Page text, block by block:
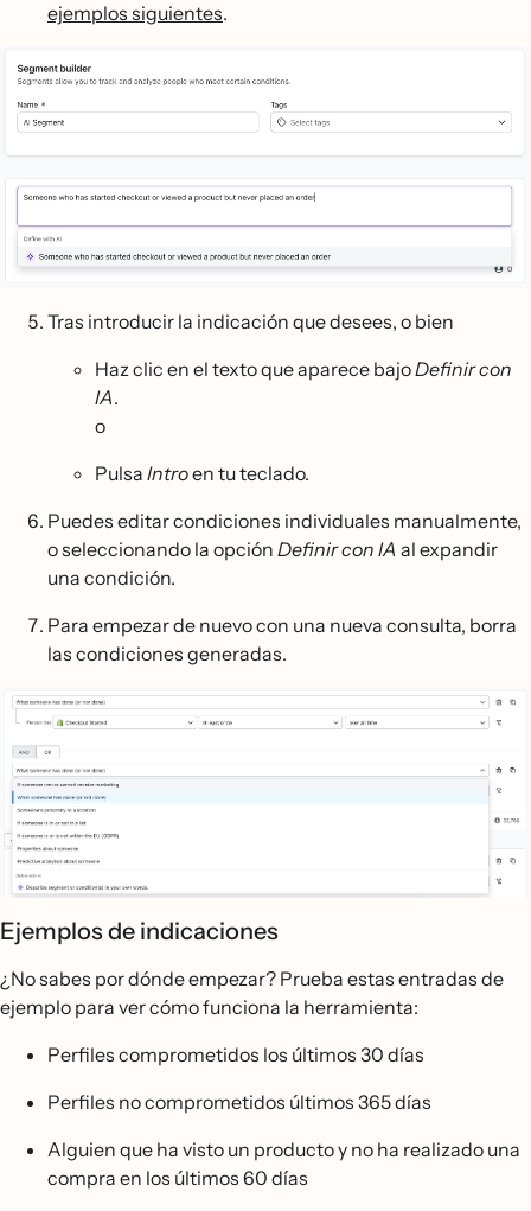
ejemplos siguientes.
Tras introducir la indicación que desees, o bien
Haz clic en el texto que aparece bajoDefinir con
IA.
o
Pulsa Introen tu teclado.
Puedes editar condiciones individuales manualmente,
o seleccionando la opción Definir con IA al expandir
una condición.
Para empezar de nuevo con una nueva consulta, borra
las condiciones generadas.
Ejemplos de indicaciones
¿No sabes por dónde empezar? Prueba estas entradas de
ejemplo para ver cómo funciona la herramienta:
Perfiles comprometidos los últimos 30 días
Perfiles no comprometidos últimos 365 días
Alguien que ha visto un producto y no ha realizado una
compra en los últimos 60 días